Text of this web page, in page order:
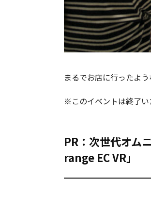
まるでお店に行ったよ
※このイベントは終了い
PR：次世代オム
range EC VR」